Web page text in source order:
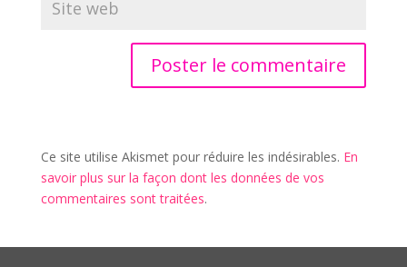
Ce site utilise Akismet pour réduire les indésirables. En
savoir plus sur la façon dont les données de vos
commentaires sont traitées.